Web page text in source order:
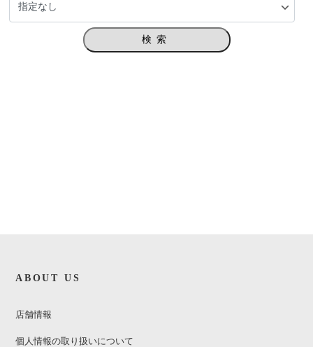
検索
ABOUT US
店舗情報
個人情報の取り扱いについて